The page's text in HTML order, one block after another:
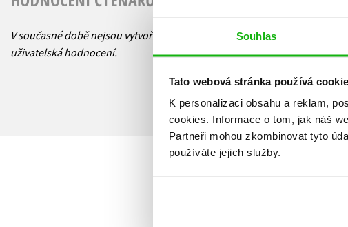
Souhlas
Tato webová stránka používá
K personalizaci obsahu a reklam,
cookies. Informace o tom, jak náš
Partneři mohou zkombinovat tyto
používáte jejich služby.
V současné době nejsou vytvořena žádná
uživatelská hodnocení.